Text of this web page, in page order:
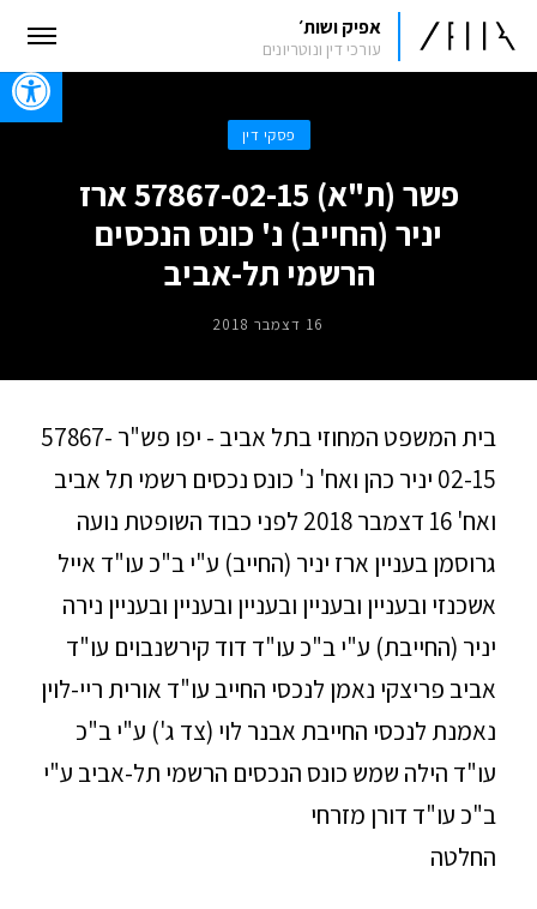
אפיק ושות׳
עורכי דין ונוטריונים
פסקי דין
פשר (ת"א) 57867-02-15 ארז
יניר (החייב) נ' כונס הנכסים
הרשמי תל-אביב
16 דצמבר 2018
בית המשפט המחוזי בתל אביב - יפו פש"ר 57867-
02-15 יניר כהן ואח' נ' כונס נכסים רשמי תל אביב
ואח' 16 דצמבר 2018 לפני כבוד השופטת נועה
גרוסמן בעניין ארז יניר (החייב) ע"י ב"כ עו"ד אייל
אשכנזי ובעניין ובעניין ובעניין ובעניין ובעניין נירה
יניר (החייבת) ע"י ב"כ עו"ד דוד קירשנבוים עו"ד
אביב פריצקי נאמן לנכסי החייב עו"ד אורית ריי-לוין
נאמנת לנכסי החייבת אבנר לוי (צד ג') ע"י ב"כ
עו"ד הילה שמש כונס הנכסים הרשמי תל-אביב ע"י
ב"כ עו"ד דורן מזרחי
החלטה